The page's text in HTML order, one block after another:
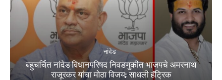
नांदेड
बहुचर्चित नांदेड विधानपरिषद निवडणुकीत भाजपचे अमरनाथ
राजूरकर यांचा मोठा विजय; साधली हॅट्रिक